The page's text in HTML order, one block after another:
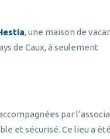
, une maison de
de Caux, à seulement
par
et sécurisé. Ce lieu a